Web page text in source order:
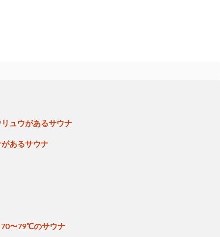
ュウがあるサウナ
あるサウナ
70〜79℃のサウナ